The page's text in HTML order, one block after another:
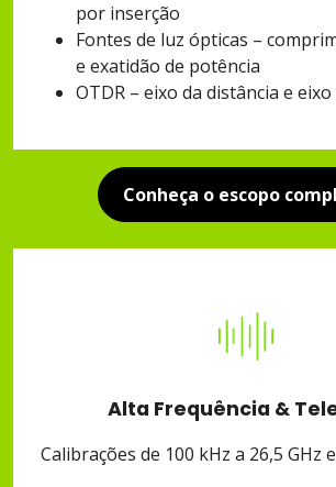
por inserção
Fontes de luz ópticas –
e exatidão de potência
OTDR – eixo da distância e
Conheça o escopo
Alta Frequência &
Calibrações de 100 kHz a 26,5 GHz